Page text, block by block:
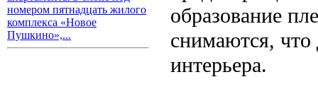
номером пятнадцать жилого
комплекса «Новое
Пушкино»,...
образование
снимаются,
интерьера.